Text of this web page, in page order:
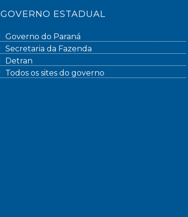
GOVERNO ESTADUAL
Governo do Paraná
Secretaria da Fazenda
Detran
Todos os sites do governo